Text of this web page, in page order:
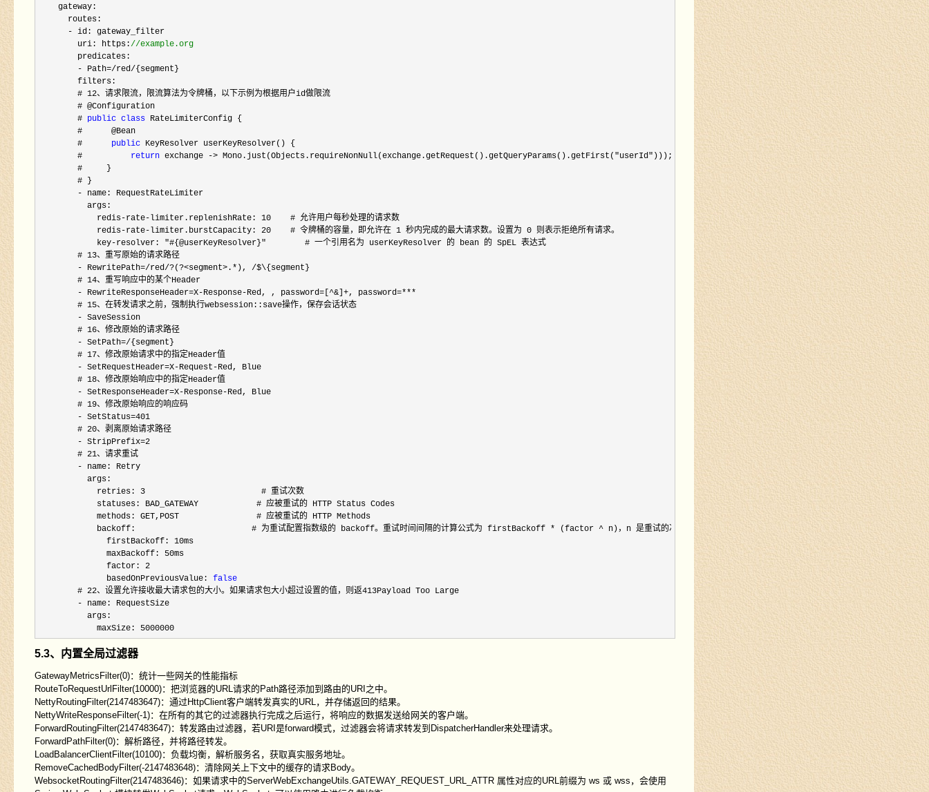
    gateway:
      routes:
- id: gateway_filter
        uri: https:
//example.org
        predicates:
- Path=/red/{segment}
        filters:
        #
12、请求限流，限流算法为令牌桶，以下示例为根据用户id做限流
        # @Configuration
        #
public class RateLimiterConfig {
        #      @Bean
        #
public KeyResolver userKeyResolver() {
        #
return exchange -> Mono.just(Objects.requireNonNull(exchange.getRequest().getQueryParams().getFirst("userId" )));
        #     }
        # }
- name: RequestRateLimiter
          args:
            redis
-rate-limiter.replenishRate: 10
    # 允许用户每秒处理的请求数
            redis
-rate-limiter.burstCapacity: 20    # 令牌桶的容量，即允许在 1 秒内完成的最大请求数。设置为 0 则表示拒绝所有请求。
            key
-resolver: "#{@userKeyResolver}"
        # 一个引用名为 userKeyResolver 的 bean 的 SpEL 表达式
        #
13、重写原始的请求路径
- RewritePath=/red/?(?<segment>.*), /$\{segment}
        #
14、重写响应中的某个Header
- RewriteResponseHeader=X-Response-Red, , password=[^&]+, password=***
        #
15、在转发请求之前，强制执行websession::save操作，保存会话状态
- SaveSession
        #
16、修改原始的请求路径
- SetPath=/{segment}
        #
17、修改原始请求中的指定Header值
- SetRequestHeader=X-Request-Red, Blue
        #
18、修改原始响应中的指定Header值
- SetResponseHeader=X-Response-Red, Blue
        #
19、修改原始响应的响应码
- SetStatus=401
        #
20、剥离原始请求路径
- StripPrefix=2
        #
21、请求重试
- name: Retry
          args:
            retries:
3
                        # 重试次数
            statuses: BAD_GATEWAY            # 应被重试的 HTTP Status Codes
            methods: GET,POST                # 应被重试的 HTTP Methods
            backoff:                        # 为重试配置指数级的 backoff。重试时间间隔的计算公式为 firstBackoff
* (factor ^ n)，n 是重试的次数；如果设置了 maxBackoff，最大的 backoff 限制为
              firstBackoff: 10ms
              maxBackoff: 50ms
              factor:
2
              basedOnPreviousValue:
false
        #
22、设置允许接收最大请求包的大小。如果请求包大小超过设置的值，则返413Payload Too Large
- name: RequestSize
          args:
            maxSize:
5000000
5.3、内置全局过滤器
GatewayMetricsFilter(0)：统计一些网关的性能指标
RouteToRequestUrlFilter(10000)：把浏览器的URL请求的Path路径添加到路由的URI之中。
NettyRoutingFilter(2147483647)：通过HttpClient客户端转发真实的URL，并存储返回的结果。
NettyWriteResponseFilter(-1)：在所有的其它的过滤器执行完成之后运行，将响应的数据发送给网关的客户端。
ForwardRoutingFilter(2147483647)：转发路由过滤器，若URI是forward模式，过滤器会将请求转发到DispatcherHandler来处理请求。
ForwardPathFilter(0)：解析路径，并将路径转发。
LoadBalancerClientFilter(10100)：负载均衡，解析服务名，获取真实服务地址。
RemoveCachedBodyFilter(-2147483648)：清除网关上下文中的缓存的请求Body。
WebsocketRoutingFilter(2147483646)：如果请求中的ServerWebExchangeUtils.GATEWAY_REQUEST_URL_ATTR 属性对应的URL前缀为 ws 或 wss，会使用